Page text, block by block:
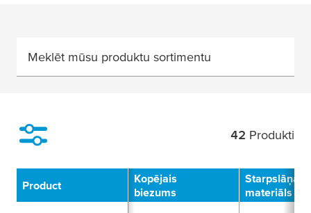
Meklēt mūsu produktu sortimentu
42 Produkti
Product
Kopējais
biezums
Starpslāņa
materiāls